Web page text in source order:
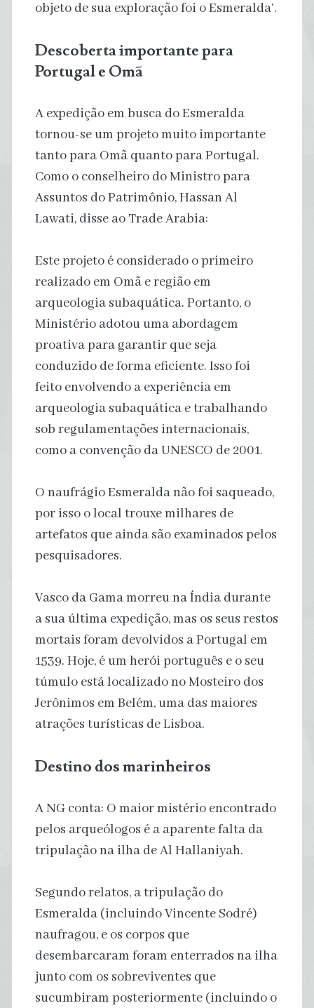
objeto de sua exploração foi o Esmeralda‘.
Descoberta importante para
Portugal e Omã
A expedição em busca do Esmeralda
tornou-se um projeto muito importante
tanto para Omã quanto para Portugal.
Como o conselheiro do Ministro para
Assuntos do Patrimônio, Hassan Al
Lawati, disse ao Trade Arabia:
Este projeto é considerado o primeiro
realizado em Omã e região em
arqueologia subaquática. Portanto, o
Ministério adotou uma abordagem
proativa para garantir que seja
conduzido de forma eficiente. Isso foi
feito envolvendo a experiência em
arqueologia subaquática e trabalhando
sob regulamentações internacionais,
como a convenção da UNESCO de 2001.
O naufrágio Esmeralda não foi saqueado,
por isso o local trouxe milhares de
artefatos que ainda são examinados pelos
pesquisadores.
Vasco da Gama morreu na Índia durante
a sua última expedição, mas os seus restos
mortais foram devolvidos a Portugal em
1539. Hoje, é um herói português e o seu
túmulo está localizado no Mosteiro dos
Jerônimos em Belém, uma das maiores
atrações turísticas de Lisboa.
Destino dos marinheiros
A NG conta: O maior mistério encontrado
pelos arqueólogos é a aparente falta da
tripulação na ilha de Al Hallaniyah.
Segundo relatos, a tripulação do
Esmeralda (incluindo Vincente Sodré)
naufragou, e os corpos que
desembarcaram foram enterrados na ilha
junto com os sobreviventes que
sucumbiram posteriormente (incluindo o